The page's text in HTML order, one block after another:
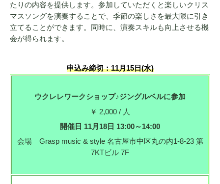
たりの内容を提供します。参加していただくと楽しいクリス
マスソングを演奏することで、季節の楽しさを最大限に引き
立てることができます。同時に、演奏スキルも向上させる機
会が得られます。
申込み締切：11月15日(水)
ウクレレワークショップ♪ジングルベルに参加
￥ 2,000 / 人
開催日 11月18日 13:00～14:00
会場 Grasp music & style 名古屋市中区丸の内1-8-23 第
7KTビル 7F